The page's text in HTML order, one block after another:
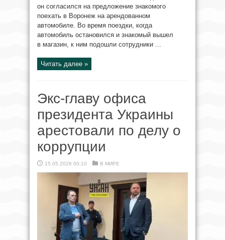
он согласился на предложение знакомого
поехать в Воронеж на арендованном
автомобиле. Во время поездки, когда
автомобиль остановился и знакомый вышел
в магазин, к ним подошли сотрудники ...
Читать далее »
Экс-главу офиса
президента Украины
арестовали по делу о
коррупции
15.05.2026 00:10 В МИРЕ